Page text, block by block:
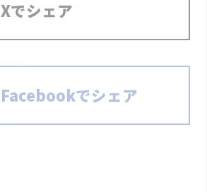
Xでシェア
Facebookでシェア